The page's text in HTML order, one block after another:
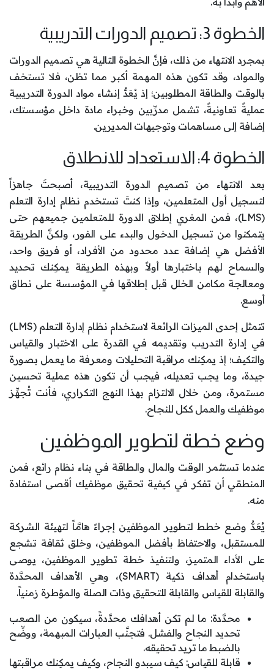
الخطوة 3: تصميم الدورات التدريبية
بمجرد الانتهاء من ذلك، فإنَّ الخطوة التالية هي تصميم الدورات
والمواد، وقد تكون هذه المهمة أكبر مما تظن، فلا تستخف
بالوقت والطاقة المطلوبين؛ إذ يُعَدُّ إنشاء مواد الدورة التدريبية
عمليةً تعاونيةً، تشمل مدرِّبين وخبراء مادة داخل مؤسستك،
إضافة إلى مساهمات وتوجيهات المديرين.
الخطوة 4: الاستعداد للانطلاق
بعد الانتهاء من تصميم الدورة التدريبية، أصبحتَ جاهزاً
لتسجيل أول المتعلمين، وإذا كنتَ تستخدم نظام إدارة التعلم
(LMS)، فمن المغري إطلاق الدورة للمتعلمين جميعهم حتى
يتمكنوا من تسجيل الدخول والبدء على الفور، ولكنَّ الطريقة
الأفضل هي إضافة عدد محدود من الأفراد، أو فريق واحد،
والسماح لهم باختبارها أولاً. وبهذه الطريقة يمكِنك تحديد
ومعالجة مكامن الخلل قبل إطلاقها في المؤسسة على نطاق
أوسع.
تتمثل إحدى الميزات الرائعة لاستخدام نظام إدارة التعلم (LMS)
في إدارة التدريب وتقديمه في القدرة على الاختبار والقياس
والتكيف؛ إذ يمكِنك مراقبة التحليلات ومعرفة ما يعمل بصورة
جيدة، وما يجب تعديله، فيجب أن تكون هذه عملية تحسين
مستمرة، ومن خلال الالتزام بهذا النهج التكراري، فأنت تُجهِّز
موظفيك والعمل ككل للنجاح.
وضع خطة لتطوير الموظفين
عندما تستثمر الوقت والمال والطاقة في بناء نظام رائع، فمن
المنطقي أن تفكر في كيفية تحقيق موظفيك أقصى استفادة
منه.
يُعَدُّ وضع خطط لتطوير الموظفين إجراءً هامَّاً لتهيئة الشركة
للمستقبل، والاحتفاظ بأفضل الموظفين، وخلق ثقافة تشجع
على الأداء المتميز، ولتنفيذ خطة تطوير الموظفين، يوصى
باستخدام أهداف ذكية (SMART)، وهي الأهداف المحدَّدة
والقابلة للقياس والقابلة للتحقيق وذات الصلة والمؤطرة زمنياً.
محدَّدة: ما لم تكن أهدافك محدَّدةً، سيكون من الصعب
تحديد النجاح والفشل. فتجنَّب العبارات المبهمة، ووضِّح
بالضبط ما تريد تحقيقه.
قابلة للقياس: كيف سيبدو النجاح، وكيف يمكِنك مراقبتها